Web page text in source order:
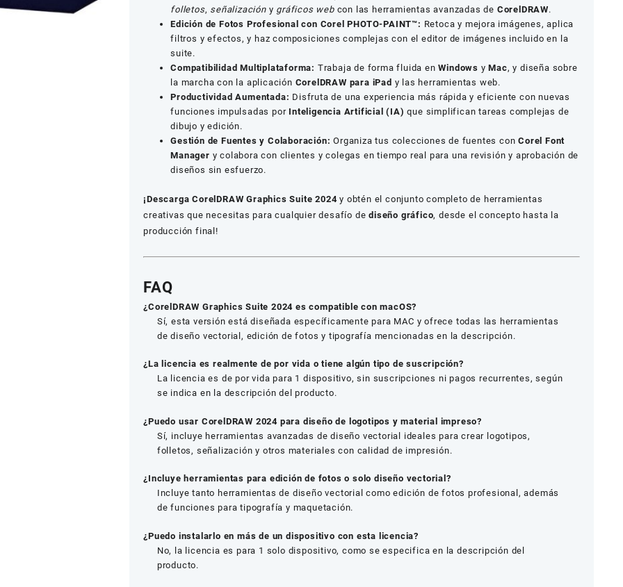
folletos, señalizacióny gráficos webcon las herramientas avanzadas de CorelDRAW.
Edición de Fotos Profesional con Corel PHOTO-PAINT™: Retoca y mejora imágenes, aplica
filtros y efectos, y haz composiciones complejas con el editor de imágenes incluido en la
suite.
Compatibilidad Multiplataforma: Trabaja de forma fluida enWindows yMac, y diseña sobre
la marcha con la aplicación CorelDRAW para iPad y las herramientas web.
Productividad Aumentada: Disfruta de una experiencia más rápida y eficiente con nuevas
funciones impulsadas por Inteligencia Artificial (IA) que simplifican tareas complejas de
dibujo y edición.
Gestión de Fuentes y Colaboración: Organiza tus colecciones de fuentes conCorel Font
Manager y colabora con clientes y colegas en tiempo real para una revisión y aprobación de
diseños sin esfuerzo.
¡Descarga CorelDRAW Graphics Suite 2024y obtén el conjunto completo de herramientas
creativas que necesitas para cualquier desafío dediseño gráfico, desde el concepto hasta la
producción final!
FAQ
¿CorelDRAW Graphics Suite 2024 es compatible con macOS?
Sí, esta versión está diseñada específicamente para MAC y ofrece todas las herramientas
de diseño vectorial, edición de fotos y tipografía mencionadas en la descripción.
¿La licencia es realmente de por vida o tiene algún tipo de suscripción?
La licencia es de por vida para 1 dispositivo, sin suscripciones ni pagos recurrentes, según
se indica en la descripción del producto.
¿Puedo usar CorelDRAW 2024 para diseño de logotipos y material impreso?
Sí, incluye herramientas avanzadas de diseño vectorial ideales para crear logotipos,
folletos, señalización y otros materiales con calidad de impresión.
¿Incluye herramientas para edición de fotos o solo diseño vectorial?
Incluye tanto herramientas de diseño vectorial como edición de fotos profesional, además
de funciones para tipografía y maquetación.
¿Puedo instalarlo en más de un dispositivo con esta licencia?
No, la licencia es para 1 solo dispositivo, como se especifica en la descripción del
producto.